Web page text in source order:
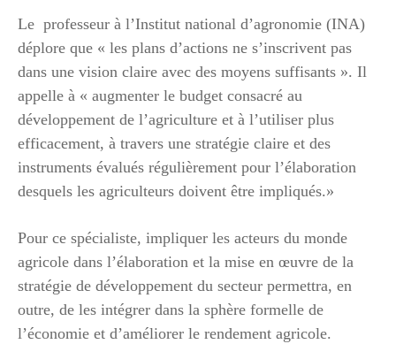
Le professeur à l’Institut national d’agronomie (INA)
déplore que « les plans d’actions ne s’inscrivent pas
dans une vision claire avec des moyens suffisants ». Il
appelle à « augmenter le budget consacré au
développement de l’agriculture et à l’utiliser plus
efficacement, à travers une stratégie claire et des
instruments évalués régulièrement pour l’élaboration
desquels les agriculteurs doivent être impliqués.»
Pour ce spécialiste, impliquer les acteurs du monde
agricole dans l’élaboration et la mise en œuvre de la
stratégie de développement du secteur permettra, en
outre, de les intégrer dans la sphère formelle de
l’économie et d’améliorer le rendement agricole.